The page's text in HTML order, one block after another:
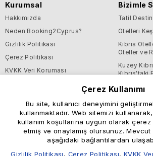
Kurumsal
Hakkımızda
Neden Booking2Cyprus?
Gizlilik Politikası
Çerez Politikası
KVKK Veri Koruması
Bizimle
Tatil
Otelleri
Kıbrıs
Oteller ve
Kuzey
Kıbrıs'taki
Destek ve Faydalı Bilgiler
Yardım Merkezi
Çerez Kullanımı
Bu site, kullanıcı deneyimini
kullanmaktadır. Web sitemizi
kullanım koşullarına uygun olarak çerez
etmiş ve onaylamış olursunuz. Mevcut
aşağıdaki bağlantılardan
Gizlilik Politikası, Çerez Politikası, KVKK